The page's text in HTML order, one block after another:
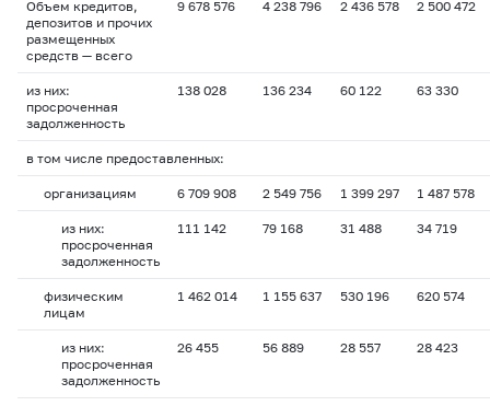
Объем кредитов,
депозитов и прочих
размещенных
средств — всего
9 678 576 4 238 796 2 436 578 2 500 472
из них:
просроченная
задолженность
138 028 136 234 60 122 63 330
в том числе предоставленных:
организациям 6 709 908 2 549 756 1 399 297 1 487 578
из них:
просроченная
задолженность
111 142 79 168 31 488 34 719
физическим
лицам
1 462 014 1 155 637 530 196 620 574
из них:
просроченная
задолженность
26 455 56 889 28 557 28 423